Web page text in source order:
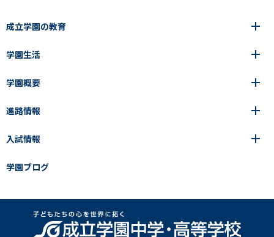
成立学園の教育
6年間の一貫教育
中学校
高等学校
成立メソッド
教科指導の特徴
卒業生の声
中学校
成立メソッド
卒業生の声
成立学園ならではの教育
見える学力×見えない学力
学園生活
年間行事
施設紹介
制服
学園ブログ
学園概要
学園の歩み
アクセス
進路情報
進路・進学
入試情報
中学入試Q&A
入試結果
説明会・イベント日程
出願方法・募集要項
学園ブログ